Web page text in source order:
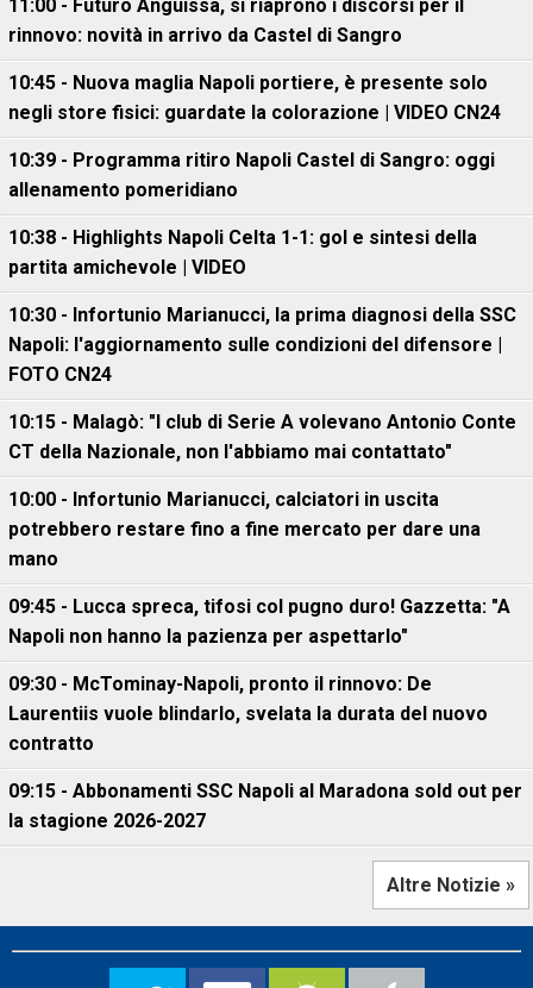
11:00 - Futuro Anguissa, si riaprono i discorsi per il
rinnovo: novità in arrivo da Castel di Sangro
10:45 - Nuova maglia Napoli portiere, è presente solo
negli store fisici: guardate la colorazione | VIDEO CN24
10:39 - Programma ritiro Napoli Castel di Sangro: oggi
allenamento pomeridiano
10:38 - Highlights Napoli Celta 1-1: gol e sintesi della
partita amichevole | VIDEO
10:30 - Infortunio Marianucci, la prima diagnosi della SSC
Napoli: l'aggiornamento sulle condizioni del difensore |
FOTO CN24
10:15 - Malagò: "I club di Serie A volevano Antonio Conte
CT della Nazionale, non l'abbiamo mai contattato"
10:00 - Infortunio Marianucci, calciatori in uscita
potrebbero restare fino a fine mercato per dare una
mano
09:45 - Lucca spreca, tifosi col pugno duro! Gazzetta: "A
Napoli non hanno la pazienza per aspettarlo"
09:30 - McTominay-Napoli, pronto il rinnovo: De
Laurentiis vuole blindarlo, svelata la durata del nuovo
contratto
09:15 - Abbonamenti SSC Napoli al Maradona sold out per
la stagione 2026-2027
Altre Notizie »